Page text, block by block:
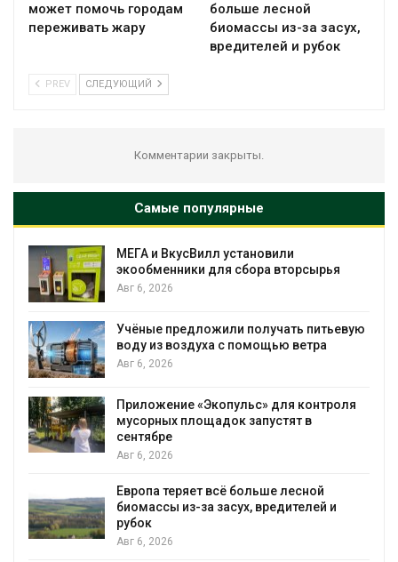
может помочь городам
переживать жару
больше лесной
биомассы из-за засух,
вредителей и рубок
PREV СЛЕДУЮЩИЙ
Комментарии закрыты.
Самые популярные
МЕГА и ВкусВилл установили
экообменники для сбора вторсырья
Авг 6, 2026
Учёные предложили получать питьевую
воду из воздуха с помощью ветра
Авг 6, 2026
Приложение «Экопульс» для контроля
мусорных площадок запустят в
сентябре
Авг 6, 2026
Европа теряет всё больше лесной
биомассы из-за засух, вредителей и
рубок
Авг 6, 2026